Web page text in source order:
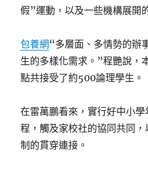
假”運動，以及一些機構展開
包養網“多層面、多情勢的辦
生的多樣化需求。”程艷說，
點共接受了約500論理學生。
在雷萬鵬看來，實行好中小
程，觸及家校社的協同共同
制的貫穿連接。